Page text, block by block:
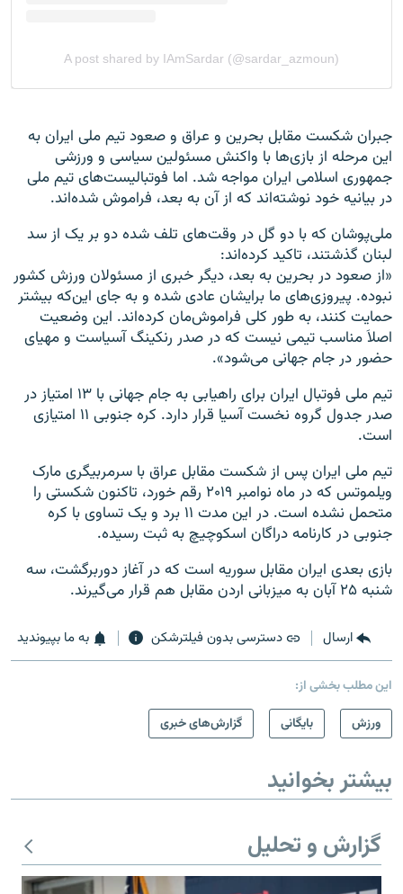
جبران شکست مقابل بحرین و عراق و صعود تیم ملی ایران به
این مرحله از بازی‌ها با واکنش مسئولین سیاسی و ورزشی
جمهوری اسلامی ایران مواجه شد. اما فوتبالیست‌های تیم ملی
در بیانیه خود نوشته‌اند که از آن به بعد، فراموش شده‌اند.
ملی‌پوشان که با دو گل در وقت‌های تلف شده دو بر یک از سد
لبنان گذشتند، تاکید کرده‌اند:
«از صعود در بحرین به بعد، دیگر خبری از مسئولان ورزش کشور
نبوده. پیروزی‌های ما برایشان عادی شده و به جای این‌که بیشتر
حمایت کنند، به طور کلی فراموش‌مان کرده‌اند. این وضعیت
اصلاَ مناسب تیمی نیست که در صدر رنکینگ آسیاست و مهیای
حضور در جام جهانی می‌شود».
تیم ملی فوتبال ایران برای راهیابی به جام جهانی با ۱۳ امتیاز در
صدر جدول گروه نخست آسیا قرار دارد. کره جنوبی ۱۱ امتیازی
است.
تیم ملی ایران پس از شکست مقابل عراق با سرمربیگری مارک
ویلموتس که در ماه نوامبر ۲۰۱۹ رقم خورد، تاکنون شکستی را
متحمل نشده است. در این مدت ۱۱ برد و یک تساوی با کره
جنوبی در کارنامه دراگان اسکوچیچ به ثبت رسیده.
بازی بعدی ایران مقابل سوریه است که در آغاز دوربرگشت، سه
شنبه ۲۵ آبان به میزبانی اردن مقابل هم قرار می‌گیرند.
ارسال دسترسی بدون فیلترشکن به ما بپیوندید
این مطلب بخشی از:
ورزش
بایگانی گزارش‌های خبری
بیشتر بخوانید
گزارش و تحلیل